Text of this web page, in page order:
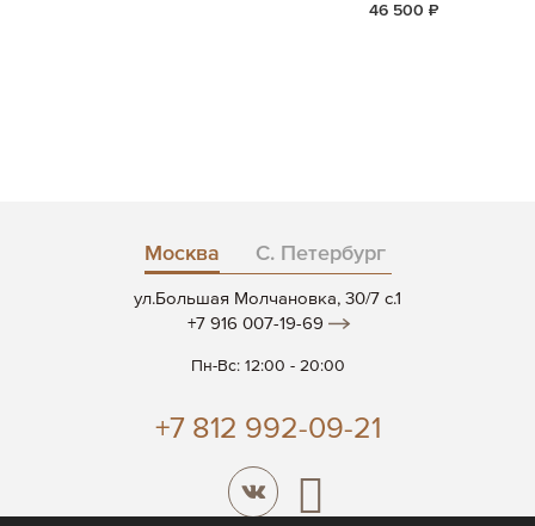
46 500 ₽
Москва С. Петербург
ул.Большая Молчановка, 30/7 c.1
+7 916 007-19-69
Пн-Вс: 12:00 - 20:00
+7 812 992-09-21